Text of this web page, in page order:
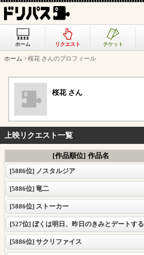
ホーム リクエスト チケット
ホーム 桜花 さんのプロフィール
桜花 さん
上映リクエスト一覧
[作品順位] 作品名
[5886位] ノスタルジア
[5886位] 竜二
[5886位] ストーカー
[527位] ぼくは明日、昨日のきみとデートする
[5886位] サクリファイス